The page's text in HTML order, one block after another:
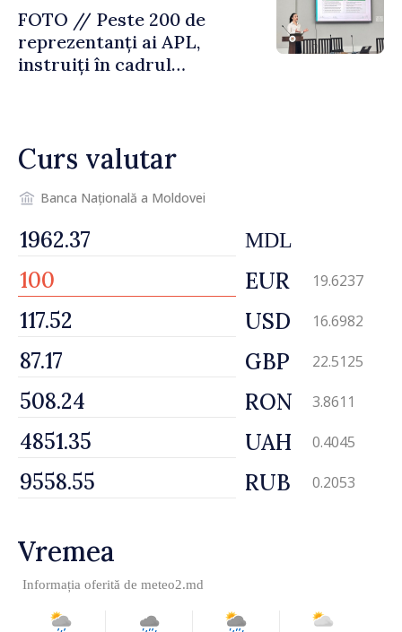
FOTO // Peste 200 de
reprezentanți ai APL,
instruiți în cadrul
domeniu
Curs valutar
Banca Națională a Moldovei
MDL
EUR 19.6237
USD 16.6982
GBP 22.5125
RON 3.8611
UAH 0.4045
RUB 0.2053
Vremea
Informația oferită de meteo2.md